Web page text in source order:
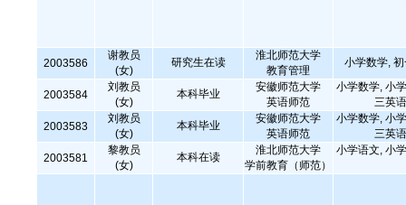
2003586
谢教员
(女)
研究生在读
淮北师范大学
教育管理
小学数学,
2003584
刘教员
(女)
本科毕业
安徽师范大学
英语师范
小学数学, 小
三英
2003583
刘教员
(女)
本科毕业
安徽师范大学
英语师范
小学数学, 小
三英
2003581
黎教员
(女)
本科在读
淮北师范大学
学前教育（师范）
小学语文, 小